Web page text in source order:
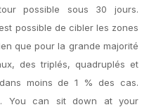
possible sous 30 jours.
possible de cibler les zones
que pour la grande majorité
des triplés, quadruplés et
moins de 1 % des cas.
You can sit down at your